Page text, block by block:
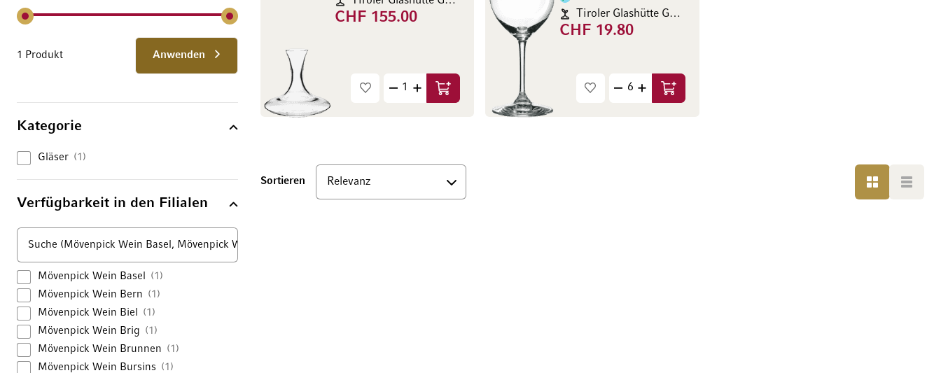
1 Produkt Anwenden
Kategorie
Gläser 1
Verfügbarkeit in den Filialen
Mövenpick Wein Basel
1
Mövenpick Wein Bern
1
Mövenpick Wein Biel
1
Mövenpick Wein Brig
1
Mövenpick Wein Brunnen
1
Mövenpick Wein Bursins
1
CHF 155.00
In den Warenkorb
Tiroler Glashütte GmbH
CHF 19.80
In den Warenkorb
Sortieren Unten LISTE LISTE